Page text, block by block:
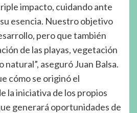
impacto, cuidando ante
esencia. Nuestro objetivo
pero que también
de las playas, vegetación
aseguró Juan Balsa.
cómo se originó el
la iniciativa de los propios
generará oportunidades de